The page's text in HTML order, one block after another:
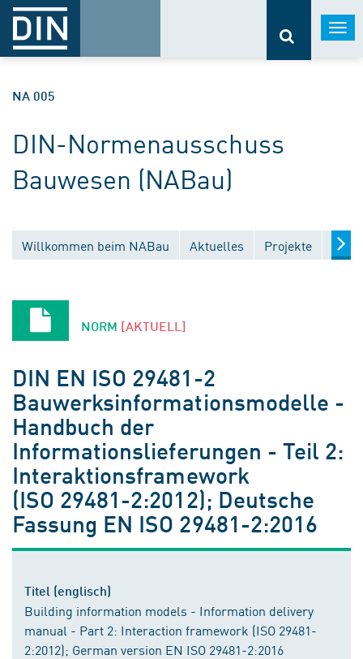
NA 005
DIN-Normenausschuss
Bauwesen (NABau)
Willkommen beim NABau Aktuelles Projekte
NORM [AKTUELL]
DIN EN ISO 29481-2
Bauwerksinformationsmodelle -
Handbuch der
Informationslieferungen - Teil 2:
Interaktionsframework
(ISO 29481-2:2012); Deutsche
Fassung EN ISO 29481-2:2016
Titel (englisch)
Building information models - Information delivery
manual - Part 2: Interaction framework (ISO 29481-
2:2012); German version EN ISO 29481-2:2016